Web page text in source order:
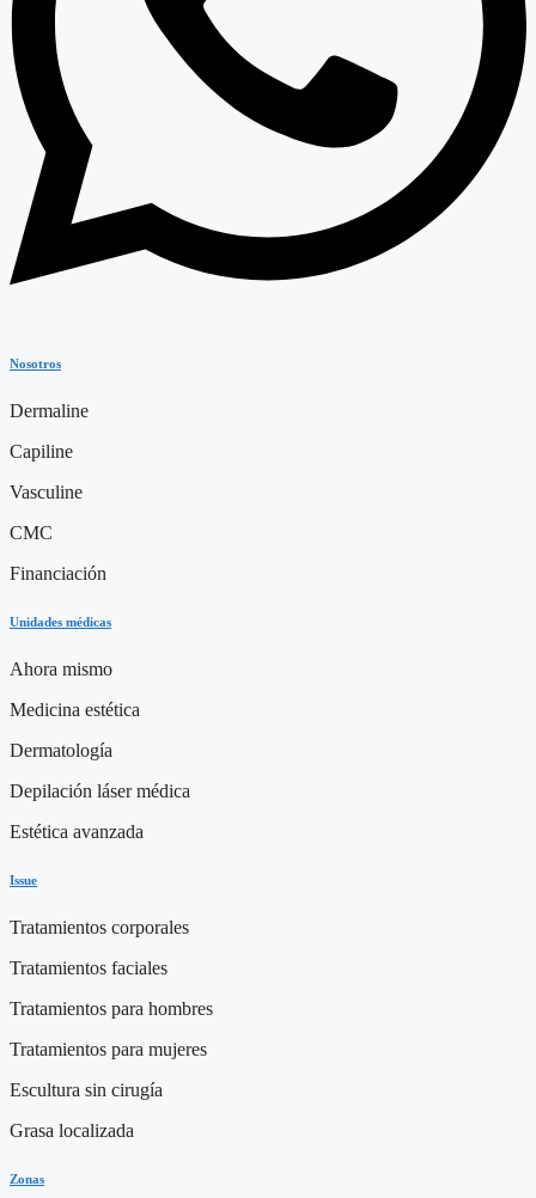
Nosotros
Dermaline
Capiline
Vasculine
CMC
Financiación
Unidades médicas
Ahora mismo
Medicina estética
Dermatología
Depilación láser médica
Estética avanzada
Issue
Tratamientos corporales
Tratamientos faciales
Tratamientos para hombres
Tratamientos para mujeres
Escultura sin cirugía
Grasa localizada
Zonas